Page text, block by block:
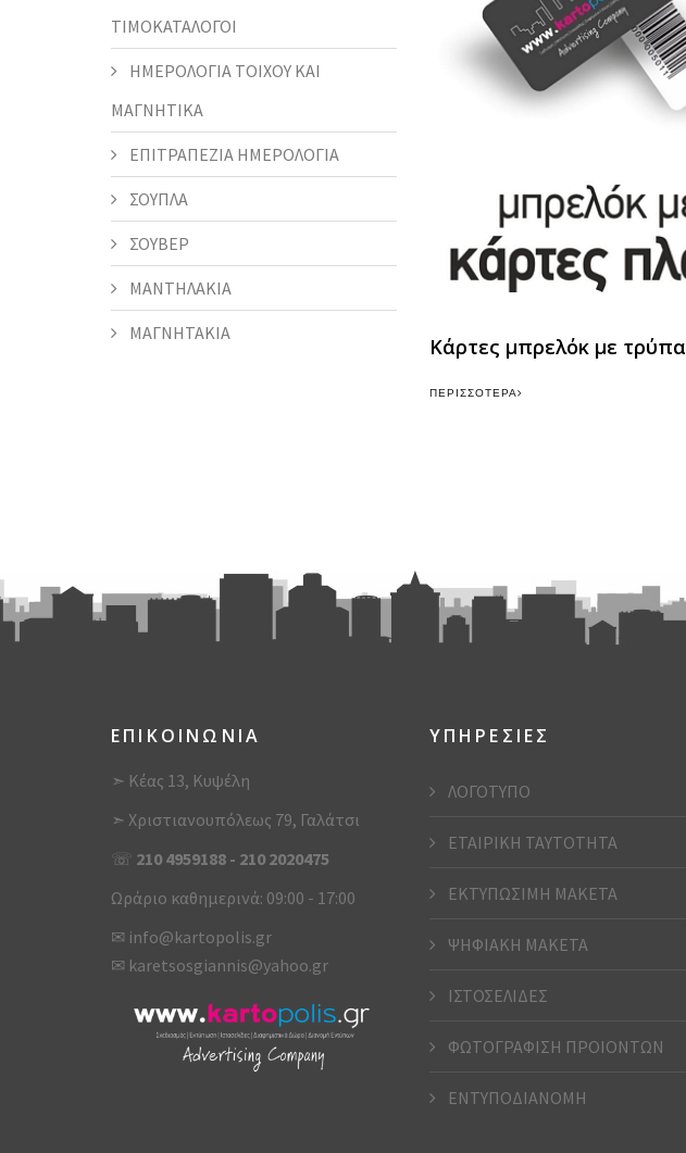
ΤΙΜΟΚΑΤΑΛΟΓΟΙ
ΗΜΕΡΟΛΟΓΙΑ ΤΟΙΧΟΥ ΚΑΙ
ΜΑΓΝΗΤΙΚΑ
ΕΠΙΤΡΑΠΕΖΙΑ ΗΜΕΡΟΛΟΓΙΑ
ΣΟΥΠΛΑ
ΣΟΥΒΕΡ
ΜΑΝΤΗΛΑΚΙΑ
ΜΑΓΝΗΤΑΚΙΑ
Κάρτες μπρελόκ με τρύπα
ΠΕΡΙΣΣΌΤΕΡΑ
ΕΠΙΚΟΙΝΩΝΙΑ
➣ Κέας 13, Κυψέλη
➣ Χριστιανουπόλεως 79, Γαλάτσι
☏ 210 4959188 - 210 2020475
Ωράριο καθημερινά: 09:00 - 17:00
✉ info@kartopolis.gr
✉ karetsosgiannis@yahoo.gr
ΥΠΗΡΕΣΙΕΣ
ΛΟΓΟΤΥΠΟ
ΕΤΑΙΡΙΚΗ ΤΑΥΤΟΤΗΤΑ
ΕΚΤΥΠΩΣΙΜΗ ΜΑΚΕΤΑ
ΨΗΦΙΑΚΗ ΜΑΚΕΤΑ
ΙΣΤΟΣΕΛΙΔΕΣ
ΦΩΤΟΓΡΑΦΙΣΗ ΠΡΟΙΟΝΤΩΝ
ΕΝΤΥΠΟΔΙΑΝΟΜΗ